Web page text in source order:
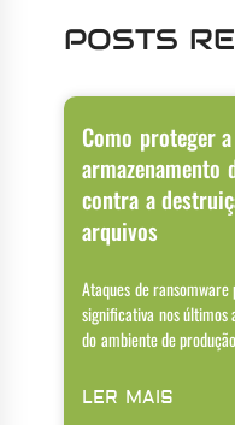
POSTS
Como proteger
armazenamento
contra a
arquivos
Ataques de
significativa nos últimos
do ambiente de
LER MAIS